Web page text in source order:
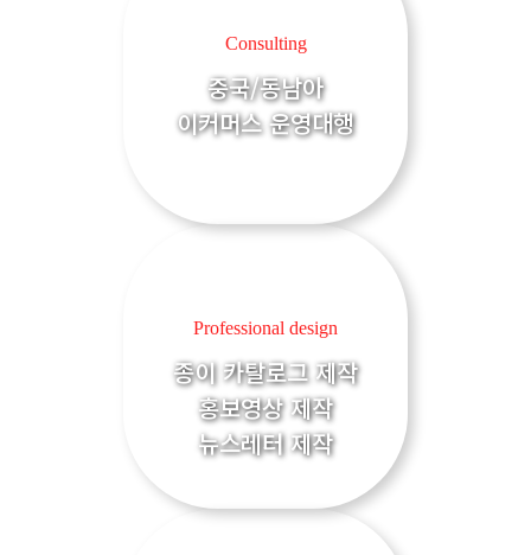
Consulting
중국/동남아
이커머스 운영대행
Professional design
종이 카탈로그 제작
홍보영상 제작
뉴스레터 제작